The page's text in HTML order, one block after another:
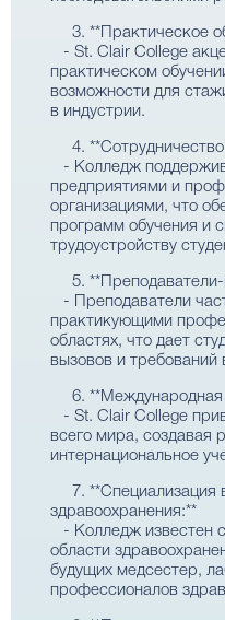
3. **Практическое
- St. Clair College
практическом
возможности для
в индустрии.
4.
- Колледж
предприятиями и
организациями, что
программ обучения и
трудоустройству
5.
- Преподаватели
практикующими
областях, что дает
вызовов и требований
6. **Международная
- St. Clair College
всего мира, создавая
интернациональное
7. **Специализация
здравоохранения:**
- Колледж известен
области
будущих медсестер,
профессионалов